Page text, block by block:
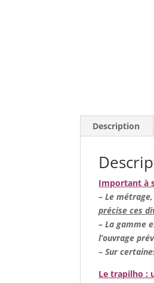
Description
Important à
– Le
précise ces
– La gamme
l’ouvrage
–Sur
Le trapilho :